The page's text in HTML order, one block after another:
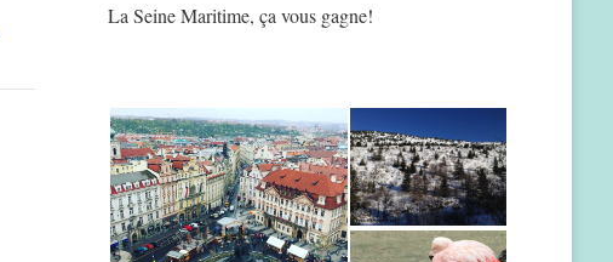
La Seine Maritime, ça vous gagne!